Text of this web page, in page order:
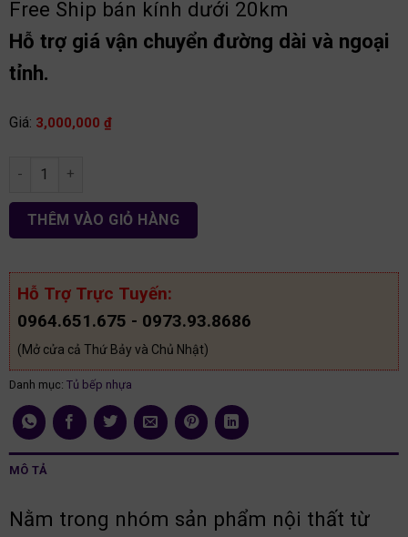
Free Ship bán kính dưới 20km
Hỗ trợ giá vận chuyển đường dài và ngoại
tỉnh.
Giá: 3,000,000 ₫
Tủ bếp nhựa Picomat chữ L TB99 số lượng
THÊM VÀO GIỎ HÀNG
Hỗ Trợ Trực Tuyến:
0964.651.675 - 0973.93.8686
(Mở cửa cả Thứ Bảy và Chủ Nhật)
Danh mục: Tủ bếp nhựa
MÔ TẢ
Nằm trong nhóm sản phẩm nội thất từ